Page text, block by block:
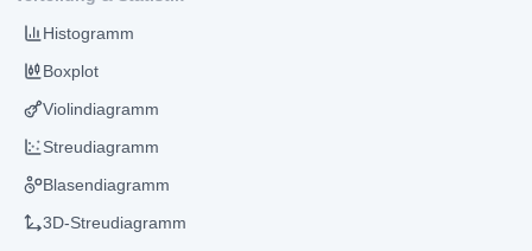
Histogramm
Boxplot
Violindiagramm
Streudiagramm
Blasendiagramm
3D-Streudiagramm